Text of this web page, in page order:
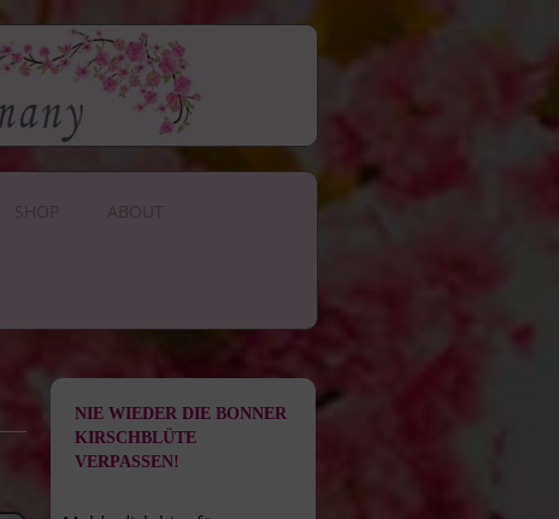
SHOP ABOUT
NIE WIEDER DIE BONNER
KIRSCHBLÜTE
VERPASSEN!